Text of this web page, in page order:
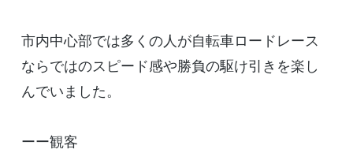
市内中心部では多くの人が自転車ロードレース
ならではのスピード感や勝負の駆け引きを楽し
んでいました。
ーー観客